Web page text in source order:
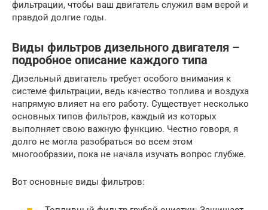
фильтрации, чтобы ваш двигатель служил вам верой и
правдой долгие годы.
Виды фильтров дизельного двигателя –
подробное описание каждого типа
Дизельный двигатель требует особого внимания к
системе фильтрации, ведь качество топлива и воздуха
напрямую влияет на его работу. Существует несколько
основных типов фильтров, каждый из которых
выполняет свою важную функцию. Честно говоря, я
долго не могла разобраться во всем этом
многообразии, пока не начала изучать вопрос глубже.
Вот основные виды фильтров: